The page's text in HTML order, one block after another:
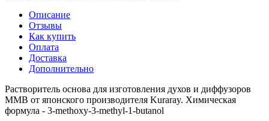
Описание
Отзывы
Как купить
Оплата
Доставка
Дополнительно
Растворитель основа для изготовления духов и диффузоров
MMB от японского производителя Kuraray. Химическая
формула - 3-methoxy-3-methyl-1-butanol